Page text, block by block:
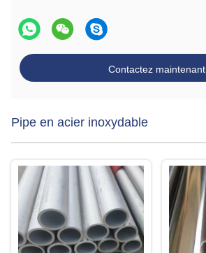
Contactez maintenant
Pipe en acier inoxydable